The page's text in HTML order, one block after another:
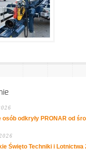
osób odkryły PRONAR od
Święto Techniki i Lotnictwa